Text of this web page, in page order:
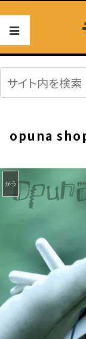
opuna shop
かう